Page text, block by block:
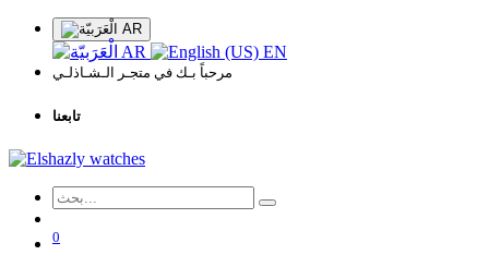
AR
AR EN
مرحباً بـك في متجـر الـشـاذلـي
تابعنا
0